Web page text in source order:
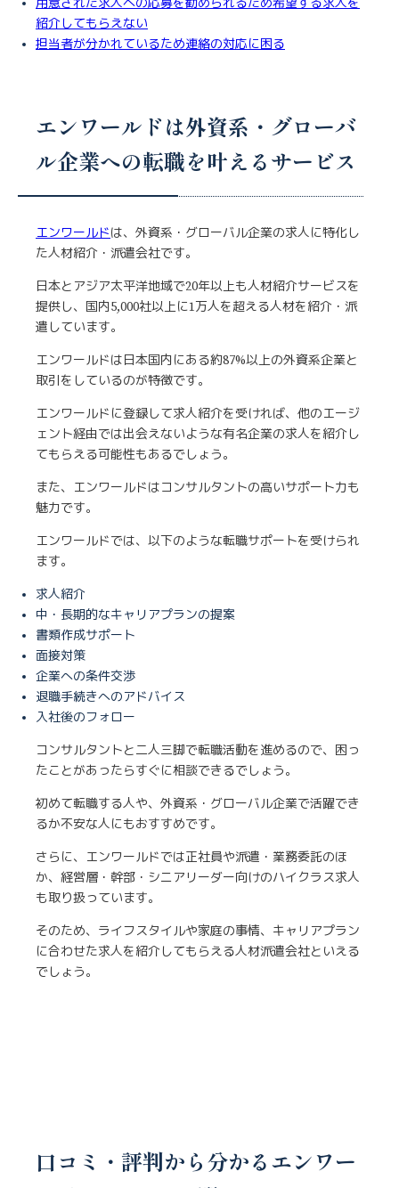
用意された求人への応募を勧められるため希望する求人を
紹介してもらえない
担当者が分かれているため連絡の対応に困る
エンワールドは外資系・グローバ
ル企業への転職を叶えるサービス
エンワールドは、外資系・グローバル企業の求人に特化し
た人材紹介・派遣会社です。
日本とアジア太平洋地域で20年以上も人材紹介サービスを
提供し、国内5,000社以上に1万人を超える人材を紹介・派
遣しています。
エンワールドは日本国内にある約87%以上の外資系企業と
取引をしているのが特徴です。
エンワールドに登録して求人紹介を受ければ、他のエージ
ェント経由では出会えないような有名企業の求人を紹介し
てもらえる可能性もあるでしょう。
また、エンワールドはコンサルタントの高いサポート力も
魅力です。
エンワールドでは、以下のような転職サポートを受けられ
ます。
求人紹介
中・長期的なキャリアプランの提案
書類作成サポート
面接対策
企業への条件交渉
退職手続きへのアドバイス
入社後のフォロー
コンサルタントと二人三脚で転職活動を進めるので、困っ
たことがあったらすぐに相談できるでしょう。
初めて転職する人や、外資系・グローバル企業で活躍でき
るか不安な人にもおすすめです。
さらに、エンワールドでは正社員や派遣・業務委託のほ
か、経営層・幹部・シニアリーダー向けのハイクラス求人
も取り扱っています。
そのため、ライフスタイルや家庭の事情、キャリアプラン
に合わせた求人を紹介してもらえる人材派遣会社といえる
でしょう。
口コミ・評判から分かるエンワー